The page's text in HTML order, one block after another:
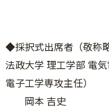
◆採択式出席者（敬称略
法政大学 理工学部 電
電子工学専攻主任）
岡本 吉史